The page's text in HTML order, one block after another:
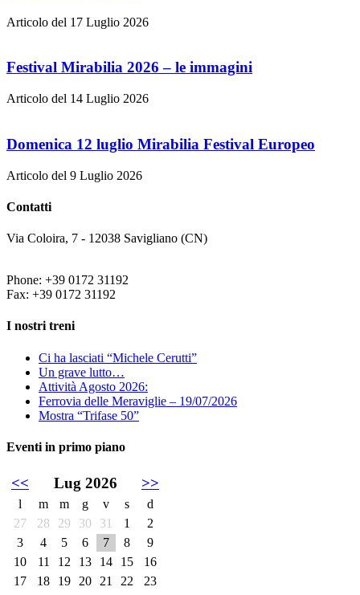
Articolo del 17 Luglio 2026
Festival Mirabilia 2026 – le immagini
Articolo del 14 Luglio 2026
Domenica 12 luglio Mirabilia Festival Europeo
Articolo del 9 Luglio 2026
Contatti
Via Coloira, 7 - 12038 Savigliano (CN)
Phone: +39 0172 31192
Fax: +39 0172 31192
I nostri treni
Ci ha lasciati “Michele Cerutti”
Un grave lutto…
Attività Agosto 2026:
Ferrovia delle Meraviglie – 19/07/2026
Mostra “Trifase 50”
Eventi in primo piano
<< Lug 2026 >>
l m m g v s
d
27
28 29 30 31 1
2
3
4 5 6 7 8
9
10
11 12 13 14 15
16
17
18 19 20 21 22
23